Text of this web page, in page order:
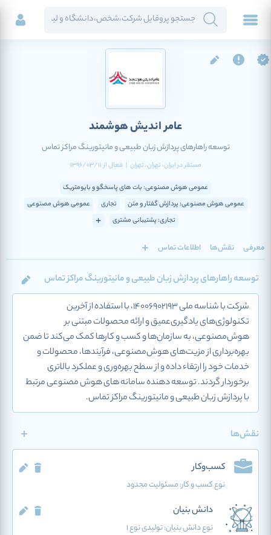
عامر اندیش هوشمند
توسعه راهارهای پردازش زبان طبیعی و مانیتورینگ مراکز تماس
مستقر درایران، تهران، تهران | فعالاز1396/03/11
عمومی هوش مصنوعی: بات های پاسخگو و بایومتریک
عمومی هوش مصنوعی: پردازش گفتار و متن
تجاری
عمومی هوش مصنوعی
تجاری: پشتیبانی مشتری
معرفی نقش‌ها اطلاعات تماس
توسعه راهارهای پردازش زبان طبیعی و مانیتورینگ مراکز تماس
شرکت با شناسه ملی 14006902193، با استفاده از آخرین
تکنولوژی‌های یادگیری‌عمیق و ارائه محصولات مبتنی بر
هوش‌مصنوعی، به سازمان‌ها و کسب و کار‌ها کمک می‌کند تا ضمن
بهره‌برداری از مزیت‌های هوش‌مصنوعی، فرآیندها، محصولات و
خدمات خود را ارتقاء داده و از سطح بهره‌وری و عملکرد بالاتری
برخوردار گردند. توسعه دهنده سامانه های هوش مصنوعی مرتبط
با پردازش زبان طبیعی و مانیتورینگ مراکز تماس.
نقش‌ها
کسب‌وکار
نوع کسب و کار:مسئولیت محدود
دانش بنیان
نوع دانش بنیان: تولیدی نوع 1